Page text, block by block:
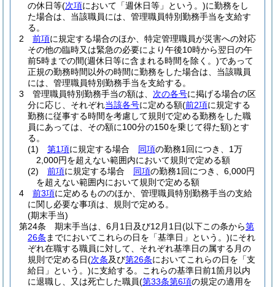
の休日等(次項において「週休日等」という。)に勤務をし
た場合は、当該職員には、管理職員特別勤務手当を支給す
る。
2
前項に規定する場合のほか、特定管理職員が災害への対応
その他の臨時又は緊急の必要により午後10時から翌日の午
前5時までの間(週休日等に含まれる時間を除く。)であって
正規の勤務時間以外の時間に勤務をした場合は、当該職員
には、管理職員特別勤務手当を支給する。
3
管理職員特別勤務手当の額は、 次の各号に掲げる場合の区
分に応じ、それぞれ当該各号に定める額(前2項に規定する
勤務に従事する時間を考慮して規則で定める勤務をした職
員にあっては、その額に100分の150を乗じて得た額)とす
る。
(1)
第1項に規定する場合 同項の勤務1回につき、1万
2,000円を超えない範囲内において規則で定める額
(2)
前項に規定する場合 同項の勤務1回につき、6,000円
を超えない範囲内において規則で定める額
4
前3項に定めるもののほか、管理職員特別勤務手当の支給
に関し必要な事項は、規則で定める。
(期末手当)
第24条
期末手当は、6月1日及び12月1日(以下この条から第
26条 までにおいてこれらの日を「基準日」という。)にそれ
ぞれ在職する職員に対して、それぞれ基準日の属する月の
規則で定める日(次条及び第26条においてこれらの日を「支
給日」という。)に支給する。
これらの基準日前1箇月以内
に退職し、又は死亡した職員(第33条第6項の規定の適用を